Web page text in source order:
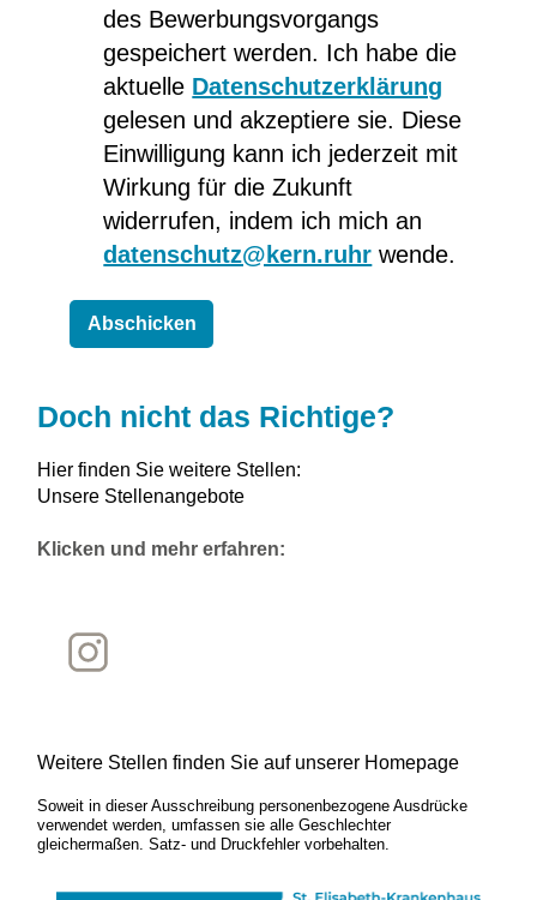
des Bewerbungsvorgangs
gespeichert werden. Ich habe die
aktuelle Datenschutzerklärung
gelesen und akzeptiere sie. Diese
Einwilligung kann ich jederzeit mit
Wirkung für die Zukunft
widerrufen, indem ich mich an
datenschutz@kern.ruhr wende.
Doch nicht das Richtige?
Hier finden Sie weitere Stellen:
Unsere Stellenangebote
Klicken und mehr erfahren:
Weitere Stellen finden Sie auf unserer Homepage
Soweit in dieser Ausschreibung personenbezogene Ausdrücke
verwendet werden, umfassen sie alle Geschlechter
gleichermaßen. Satz- und Druckfehler vorbehalten.